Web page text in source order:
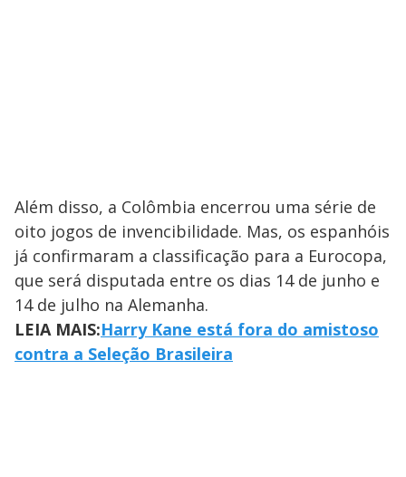
Além disso, a Colômbia encerrou uma série de
oito jogos de invencibilidade. Mas, os espanhóis
já confirmaram a classificação para a Eurocopa,
que será disputada entre os dias 14 de junho e
14 de julho na Alemanha.
LEIA MAIS:Harry Kane está fora do amistoso
contra a Seleção Brasileira